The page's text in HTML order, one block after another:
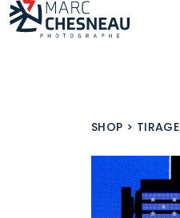
SHOP > TIRAGE